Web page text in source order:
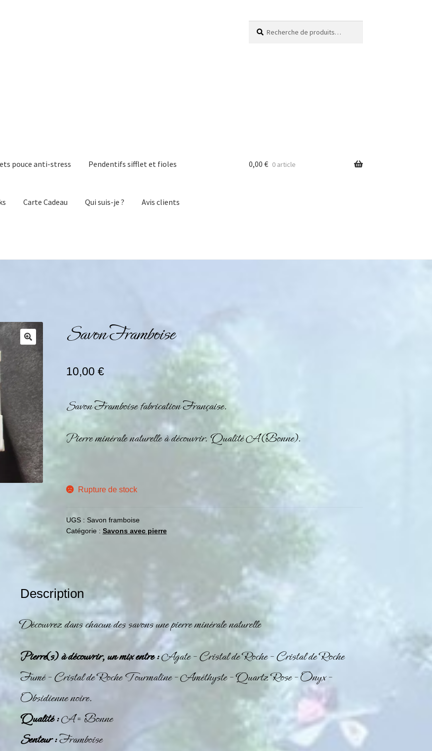
pouce anti-stress Pendentifs sifflet et fioles
Carte Cadeau Qui suis-je ? Avis clients
0,00 € 0 article
Savon Framboise
10,00 €
Savon Framboise fabrication Française.
Pierre minérale naturelle à découvrir. Qualité A (Bonne).
Rupture de stock
UGS : Savon framboise
Catégorie : Savons avec pierre
Description
Découvrez dans chacun des savons une pierre minérale naturelle
Pierre(s) à découvrir, un mix entre :Agate –Cristal de Roche– Cristal de Roche
Fumé –Cristal de Roche Tourmaline–Améthyste–Quartz Rose–Onyx–
Obsidienne noire.
Qualité :A = Bonne
Senteur :Framboise